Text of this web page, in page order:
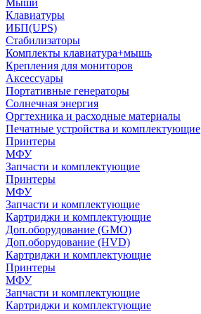
Клавиатуры
ИБП(UPS)
Стабилизаторы
Комплекты клавиатура+мышь
Крепления для мониторов
Аксессуары
Портативные генераторы
Солнечная энергия
Оргтехника и расходные материалы
Печатные устройства и комплектующие
Принтеры
МФУ
Запчасти и комплектующие
Принтеры
МФУ
Запчасти и комплектующие
Картриджи и комплектующие
Доп.оборудование (GMO)
Доп.оборудование (HVD)
Картриджи и комплектующие
Принтеры
МФУ
Запчасти и комплектующие
Картриджи и комплектующие